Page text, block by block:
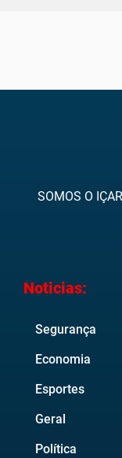
SOMOS O
Noticias:
Segurança
Economia
Esportes
Geral
Política